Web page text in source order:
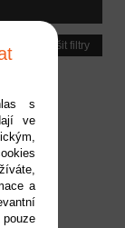
Zrušit filtry
s
ve
a